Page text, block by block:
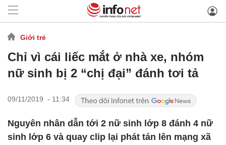
Giới trẻ
Chỉ vì cái liếc mắt ở nhà xe, nhóm
nữ sinh bị 2 “chị đại” đánh tơi tả
09/11/2019 - 11:34
Nguyên nhân dẫn tới 2 nữ sinh lớp 8 đánh 4 nữ
sinh lớp 6 và quay clip lại phát tán lên mạng xã